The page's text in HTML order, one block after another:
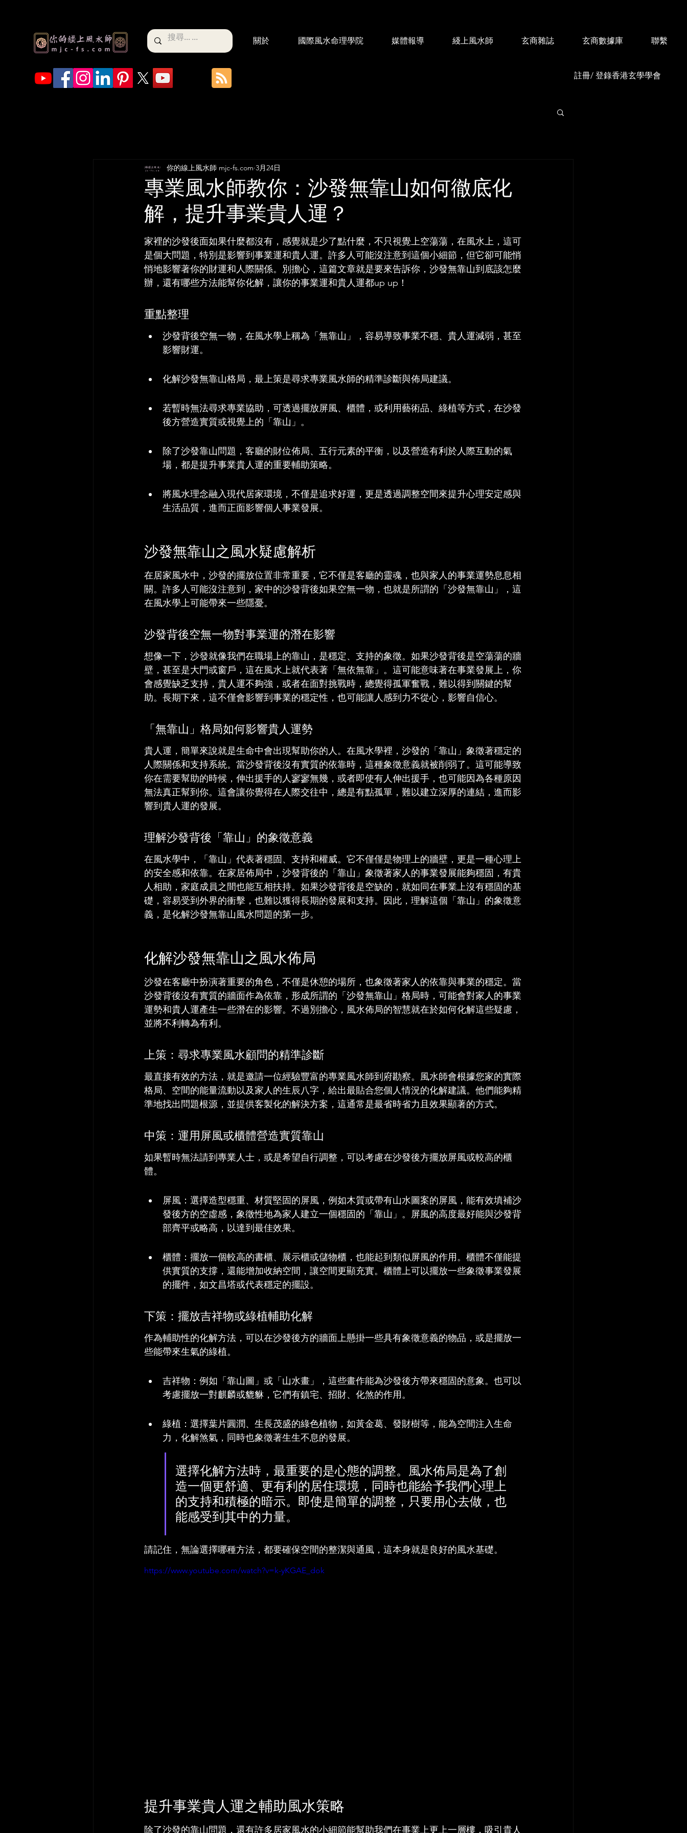
關於 國際風水命理學院 媒體報導 綫上風水師 玄商雜誌 玄商數據庫 聯繫
註冊/ 登錄香港玄學學會
專業風水師教你：沙發無靠山如何徹底化
解，提升事業貴人運？
你的線上風水師 mjc-fs.com 3月24日
家裡的沙發後面如果什麼都沒有，感覺就是少了點什麼，不只視覺上空蕩蕩，在風水上，這可
是個大問題，特別是影響到事業運和貴人運。許多人可能沒注意到這個小細節，但它卻可能悄
悄地影響著你的財運和人際關係。別擔心，這篇文章就是要來告訴你，沙發無靠山到底該怎麼
辦，還有哪些方法能幫你化解，讓你的事業運和貴人運都up up！
重點整理
沙發背後空無一物，在風水學上稱為「無靠山」，容易導致事業不穩、貴人運減弱，甚至
影響財運。
化解沙發無靠山格局，最上策是尋求專業風水師的精準診斷與佈局建議。
若暫時無法尋求專業協助，可透過擺放屏風、櫃體，或利用藝術品、綠植等方式，在沙發
後方營造實質或視覺上的「靠山」。
除了沙發靠山問題，客廳的財位佈局、五行元素的平衡，以及營造有利於人際互動的氣
場，都是提升事業貴人運的重要輔助策略。
將風水理念融入現代居家環境，不僅是追求好運，更是透過調整空間來提升心理安定感與
生活品質，進而正面影響個人事業發展。
沙發無靠山之風水疑慮解析
在居家風水中，沙發的擺放位置非常重要，它不僅是客廳的靈魂，也與家人的事業運勢息息相
關。許多人可能沒注意到，家中的沙發背後如果空無一物，也就是所謂的「沙發無靠山」，這
在風水學上可能帶來一些隱憂。
沙發背後空無一物對事業運的潛在影響
想像一下，沙發就像我們在職場上的靠山，是穩定、支持的象徵。如果沙發背後是空蕩蕩的牆
壁，甚至是大門或窗戶，這在風水上就代表著「無依無靠」。這可能意味著在事業發展上，你
會感覺缺乏支持，貴人運不夠強，或者在面對挑戰時，總覺得孤軍奮戰，難以得到關鍵的幫
助。長期下來，這不僅會影響到事業的穩定性，也可能讓人感到力不從心，影響自信心。
「無靠山」格局如何影響貴人運勢
貴人運，簡單來說就是生命中會出現幫助你的人。在風水學裡，沙發的「靠山」象徵著穩定的
人際關係和支持系統。當沙發背後沒有實質的依靠時，這種象徵意義就被削弱了。這可能導致
你在需要幫助的時候，伸出援手的人寥寥無幾，或者即使有人伸出援手，也可能因為各種原因
無法真正幫到你。這會讓你覺得在人際交往中，總是有點孤單，難以建立深厚的連結，進而影
響到貴人運的發展。
理解沙發背後「靠山」的象徵意義
在風水學中，「靠山」代表著穩固、支持和權威。它不僅僅是物理上的牆壁，更是一種心理上
的安全感和依靠。在家居佈局中，沙發背後的「靠山」象徵著家人的事業發展能夠穩固，有貴
人相助，家庭成員之間也能互相扶持。如果沙發背後是空缺的，就如同在事業上沒有穩固的基
礎，容易受到外界的衝擊，也難以獲得長期的發展和支持。因此，理解這個「靠山」的象徵意
義，是化解沙發無靠山風水問題的第一步。
化解沙發無靠山之風水佈局
沙發在客廳中扮演著重要的角色，不僅是休憩的場所，也象徵著家人的依靠與事業的穩定。當
沙發背後沒有實質的牆面作為依靠，形成所謂的「沙發無靠山」格局時，可能會對家人的事業
運勢和貴人運產生一些潛在的影響。不過別擔心，風水佈局的智慧就在於如何化解這些疑慮，
並將不利轉為有利。
上策：尋求專業風水顧問的精準診斷
最直接有效的方法，就是邀請一位經驗豐富的專業風水師到府勘察。風水師會根據您家的實際
格局、空間的能量流動以及家人的生辰八字，給出最貼合您個人情況的化解建議。他們能夠精
準地找出問題根源，並提供客製化的解決方案，這通常是最省時省力且效果顯著的方式。
中策：運用屏風或櫃體營造實質靠山
如果暫時無法請到專業人士，或是希望自行調整，可以考慮在沙發後方擺放屏風或較高的櫃
體。
屏風：選擇造型穩重、材質堅固的屏風，例如木質或帶有山水圖案的屏風，能有效填補沙
發後方的空虛感，象徵性地為家人建立一個穩固的「靠山」。屏風的高度最好能與沙發背
部齊平或略高，以達到最佳效果。
櫃體：擺放一個較高的書櫃、展示櫃或儲物櫃，也能起到類似屏風的作用。櫃體不僅能提
供實質的支撐，還能增加收納空間，讓空間更顯充實。櫃體上可以擺放一些象徵事業發展
的擺件，如文昌塔或代表穩定的擺設。
下策：擺放吉祥物或綠植輔助化解
作為輔助性的化解方法，可以在沙發後方的牆面上懸掛一些具有象徵意義的物品，或是擺放一
些能帶來生氣的綠植。
吉祥物：例如「靠山圖」或「山水畫」，這些畫作能為沙發後方帶來穩固的意象。也可以
考慮擺放一對麒麟或貔貅，它們有鎮宅、招財、化煞的作用。
綠植：選擇葉片圓潤、生長茂盛的綠色植物，如黃金葛、發財樹等，能為空間注入生命
力，化解煞氣，同時也象徵著生生不息的發展。
選擇化解方法時，最重要的是心態的調整。風水佈局是為了創
造一個更舒適、更有利的居住環境，同時也能給予我們心理上
的支持和積極的暗示。即使是簡單的調整，只要用心去做，也
能感受到其中的力量。
請記住，無論選擇哪種方法，都要確保空間的整潔與通風，這本身就是良好的風水基礎。
https://www.youtube.com/watch?v=k-yKGAE_dok
提升事業貴人運之輔助風水策略
除了沙發的靠山問題，還有許多居家風水的小細節能幫助我們在事業上更上一層樓，吸引貴人